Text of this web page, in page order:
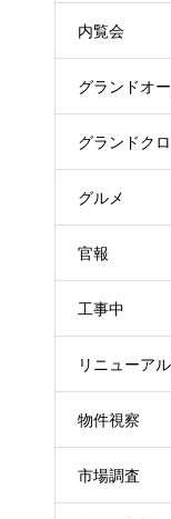
内覧会
グランドオ
グランドク
グルメ
官報
工事中
リニューア
物件視察
市場調査